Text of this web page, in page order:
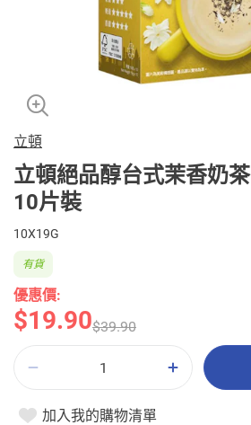
立頓
立頓絕品醇台式茉香奶茶
10片裝
10X19G
優惠價:
$19.90$39.90
有貨
加入我的購物清單